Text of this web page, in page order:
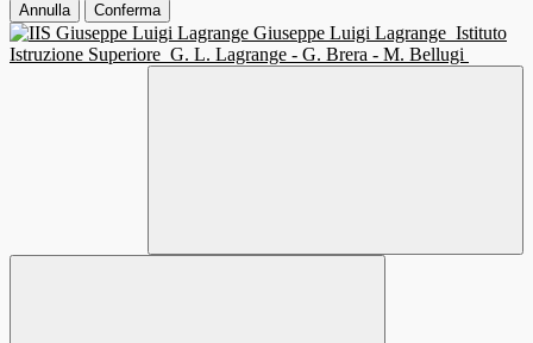
Annulla Conferma
Giuseppe Luigi Lagrange Istituto
Istruzione Superiore G. L. Lagrange - G. Brera - M. Bellugi